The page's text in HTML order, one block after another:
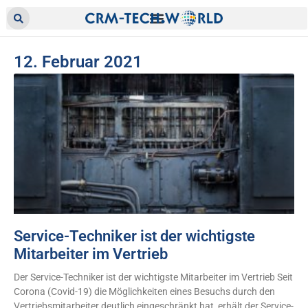
12. Februar 2021
Service-Techniker ist der wichtigste
Mitarbeiter im Vertrieb
Der Service-Techniker ist der wichtigste Mitarbeiter im Vertrieb Seit
Corona (Covid-19) die Möglichkeiten eines Besuchs durch den